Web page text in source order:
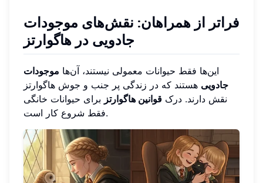
فراتر از همراهان: نقش‌های موجودات
جادویی در هاگوارتز
این‌ها فقط حیوانات معمولی نیستند، آن‌ها موجودات
جادویی هستند که در زندگی پر جنب و جوش هاگوارتز
نقش دارند. درک قوانین هاگوارتز برای حیوانات خانگی
فقط شروع کار است.